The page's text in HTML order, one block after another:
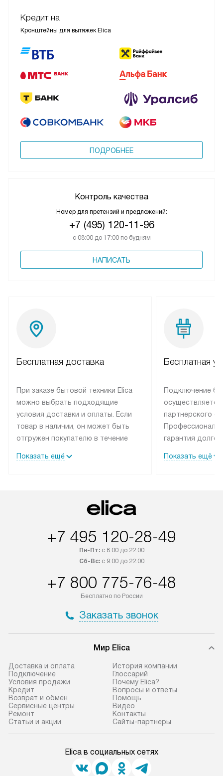
Кредит на
Кронштейны для вытяжек Elica
ПОДРОБНЕЕ
Контроль качества
Номер для претензий и предложений:
+7 (495) 120-11-96
с 08:00 до 17:00 по будням
НАПИСАТЬ
Бесплатная доставка
При заказе бытовой техники Elica
можно выбрать подходящие
условия доставки и оплаты. Если
товар в наличии, он может быть
отгружен покупателю в течение
лейблом доставляется бесплатно
Возможна доставка товаров по
Показать ещё
Бесплатная
Подключение
партнерского
гарантия
техника со
Показать ещё
+7 495 120-28-49
Пн-Пт:с 8:00 до 22:00
Сб-Вс:с 9:00 до 22:00
+7 800 775-76-48
Бесплатно по России
Заказать звонок
Мир Elica
Доставка и оплата
Подключение
Условия продажи
Кредит
Возврат и обмен
Сервисные центры
Ремонт
Статьи и акции
История компании
Глоссарий
Почему Elica?
Вопросы и ответы
Помощь
Видео
Контакты
Сайты-партнеры
Elica в социальных сетях